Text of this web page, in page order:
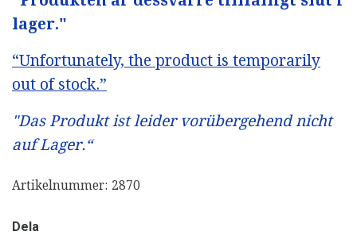
lager."
“Unfortunately, the product is temporarily
out of stock.”
"Das Produkt ist leider vorübergehend nicht
auf Lager.“
Artikelnummer: 2870
Dela